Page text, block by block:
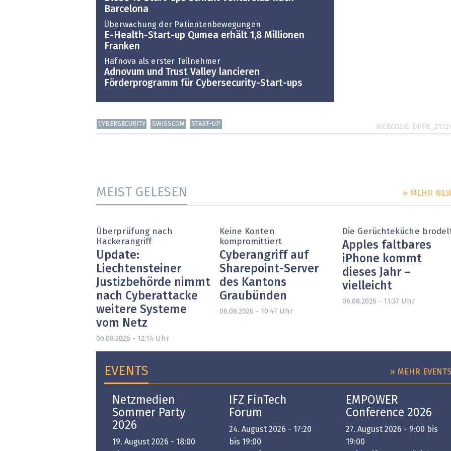
Barcelona
Überwachung der Patientenbewegungen
E-Health-Start-up Qumea erhält 1,8 Millionen
Franken
Hafnova als erster Teilnehmer
Adnovum und Trust Valley lancieren
Förderprogramm für Cybersecurity-Start-ups
CYBERSECURITY SWISSCOM START-UP WEBCODE
MEIST GELESEN » MEHR
Überprüfung nach
Hackerangriff
Update:
Liechtensteiner
Justizbehörde nimmt
nach Cyberattacke
weitere Systeme
vom Netz
06.08.2026 - 12:14 Uhr
Keine Konten
kompromittiert
Cyberangriff auf
Sharepoint-Server
des Kantons
Graubünden
06.08.2026 - 10:47 Uhr
Die Gerüchteküche
Apples faltbares
iPhone kommt
dieses Jahr –
vielleicht
06.08.2026 - 11:37 Uhr
EVENTS » MEHR EVENTS
Netzmedien
Sommer Party
2026
19. August 2026 - 18:00
IFZ FinTech
Forum
24. August 2026 - 17:20
bis 19:00
EMPOWER
Conference 2026
27. August 2026 - 9:00 bis
19:00